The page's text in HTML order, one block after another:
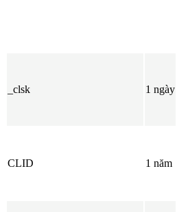
_clsk 1 ngày
CLID 1 năm